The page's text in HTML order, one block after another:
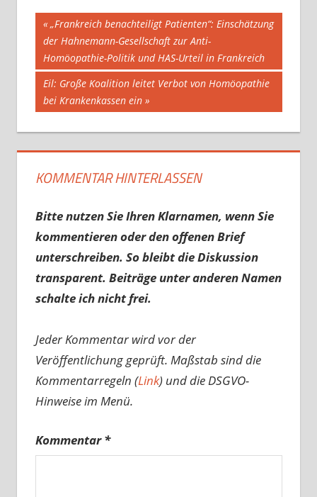
Beitragsnavigation
Vorheriger
Beitrag:
„Frankreich benachteiligt Patienten“: Einschätzung
der Hahnemann-Gesellschaft zur Anti-
Homöopathie-Politik und HAS-Urteil in Frankreich
Nächster
Beitrag:
Eil: Große Koalition leitet Verbot von Homöopathie
bei Krankenkassen ein
KOMMENTAR HINTERLASSEN
Bitte nutzen Sie Ihren Klarnamen, wenn Sie
kommentieren oder den offenen Brief
unterschreiben. So bleibt die Diskussion
transparent. Beiträge unter anderen Namen
schalte ich nicht frei.
Jeder Kommentar wird vor der
Veröffentlichung geprüft. Maßstab sind die
Kommentarregeln (Link) und die DSGVO-
Hinweise im Menü.
Kommentar*